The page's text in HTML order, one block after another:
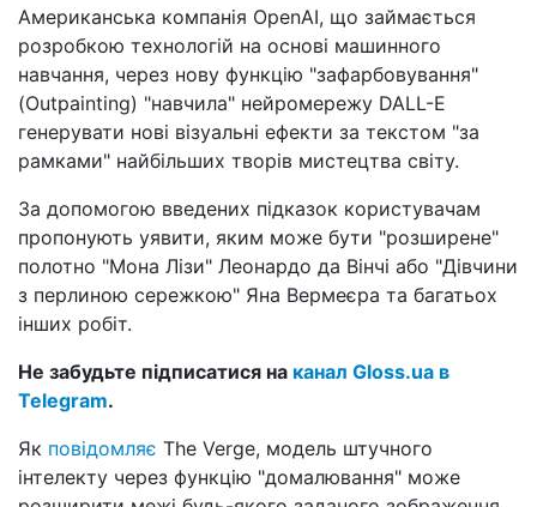
Американська компанія OpenAI, що займається
розробкою технологій на основі машинного
навчання, через нову функцію "зафарбовування"
(Outpainting) "навчила" нейромережу DALL-E
генерувати нові візуальні ефекти за текстом "за
рамками" найбільших творів мистецтва світу.
За допомогою введених підказок користувачам
пропонують уявити, яким може бути "розширене"
полотно "Мона Лізи" Леонардо да Вінчі або "Дівчини
з перлиною сережкою" Яна Вермеєра та багатьох
інших робіт.
Не забудьте підписатися на канал Gloss.ua в
Telegram.
Як повідомляє The Verge, модель штучного
інтелекту через функцію "домалювання" може